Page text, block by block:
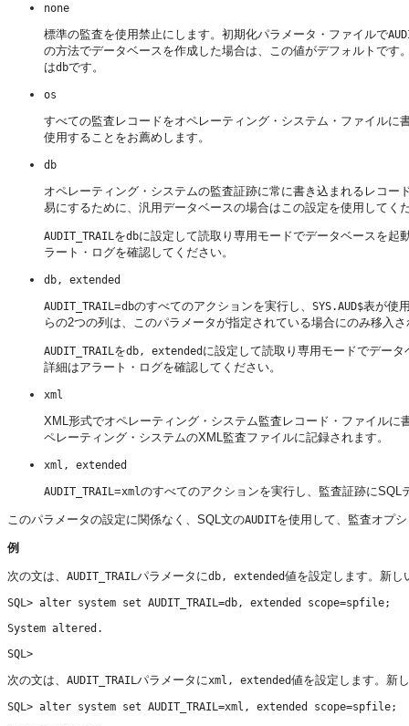
none
標準の監査を使用禁止にします。初期化パラメータ・ファイルで
の方法でデータベースを作成した場合は、この値がデフォルトで
はdbです。
os
すべての監査レコードをオペレーティング・システム・ファイル
使用することをお薦めします。
db
オペレーティング・システムの監査証跡に常に書き込まれるレコー
易にするために、汎用データベースの場合はこの設定を使用してく
AUDIT_TRAIL をdbに設定して読取り専用モードでデータベースを起
ラート・ログを確認してください。
db, extended
AUDIT_TRAIL =dbのすべてのアクションを実行し、 SYS.AUD$表が使
らの2つの列は、このパラメータが指定されている場合にのみ移入
AUDIT_TRAIL をdb, extended に設定して読取り専用モードでデー
詳細はアラート・ログを確認してください。
xml
XML形式でオペレーティング・システム監査レコード・ファイルに
ペレーティング・システムのXML監査ファイルに記録されます。
xml, extended
AUDIT_TRAIL =xmlのすべてのアクションを実行し、監査証跡に
このパラメータの設定に関係なく、SQL文のAUDITを使用して、監査オプ
例
次の文は、 AUDIT_TRAIL パラメータにdb, extended値を設定します。新し
SQL> alter system set AUDIT_TRAIL=db, extended scope=spfile;
System altered.
次の文は、 AUDIT_TRAIL パラメータに xml, extended値を設定します。新
SQL> alter system set AUDIT_TRAIL=xml, extended scope=spfile;